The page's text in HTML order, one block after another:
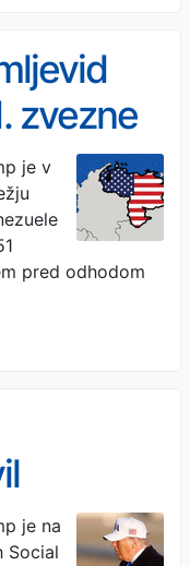
zvezne
je v
pred odhodom
je na
Social